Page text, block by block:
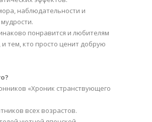
наблюдательности и
понравится и любителям
тем, кто просто ценит добрую
«Хроник странствующего
всех возрастов.